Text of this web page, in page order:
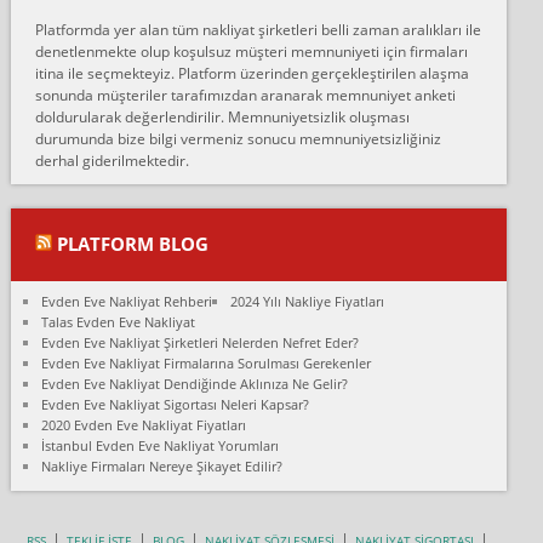
Ankara Alicanlar naklyat tel 5465524025. 2600 TL'ye ankaradan
Konya ya Alicanlar naklyat la anlaştık bu şahıs evin taşınacağı gün
fiyatın mazoto gele...
Fatih kokmese:
Diyarbakır dan eşyamı getirtmek için anlaştım sözleşme yaptım.
Son anda fiyat artırdılar.. mecburiyetten tasittim.. bu kişiler ağrılı
Ali:
olduk. Asansörlü dediler sonra uraya asansör kurulmaz dediler
fark istediler. ortada asa...
Nimet:
Ben 2021 Ağustos ilk haftası Evimi taşıdım yani İstanbul'un bir
Mahallesi'nden bir başka Mahallesi'ne yani Ümraniye bölgesinde
oturuyorum önceleri ara...
Nimet Köse:
Merhaba ben 2021 Ağustos ilk haftası evimi Ümraniye'den Çok
Platformda yer alan tüm nakliyat şirketleri belli zaman aralıkları ile
denetlenmekte olup koşulsuz müşteri memnuniyeti için firmaları
itina ile seçmekteyiz. Platform üzerinden gerçekleştirilen alaşma
sonunda müşteriler tarafımızdan aranarak memnuniyet anketi
doldurularak değerlendirilir. Memnuniyetsizlik oluşması
durumunda bize bilgi vermeniz sonucu memnuniyetsizliğiniz
derhal giderilmektedir.
PLATFORM BLOG
Evden Eve Nakliyat Rehberi
2024 Yılı Nakliye Fiyatları
Talas Evden Eve Nakliyat
Evden Eve Nakliyat Şirketleri Nelerden Nefret Eder?
Evden Eve Nakliyat Firmalarına Sorulması Gerekenler
Evden Eve Nakliyat Dendiğinde Aklınıza Ne Gelir?
Evden Eve Nakliyat Sigortası Neleri Kapsar?
2020 Evden Eve Nakliyat Fiyatları
İstanbul Evden Eve Nakliyat Yorumları
Nakliye Firmaları Nereye Şikayet Edilir?